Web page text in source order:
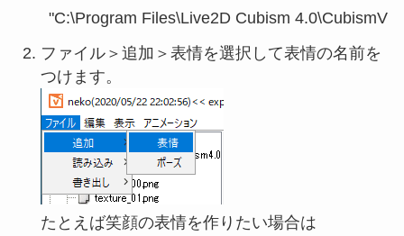
ファイル＞追加＞表情を選択して表情の名前を
つけます。
たとえば笑顔の表情を作りたい場合は